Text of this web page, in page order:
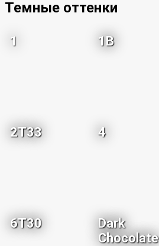
Темные оттенки
1 1B
2T33 4
6T30
Dark
Chocolate